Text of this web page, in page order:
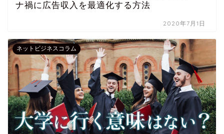
ナ禍に広告収入を最適化する方法
2020年7月1日
ネットビジネスコラム